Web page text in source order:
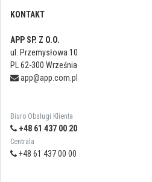
KONTAKT
APP SP. Z O.O.
ul. Przemysłowa 10
PL 62-300 Września
app@app.com.pl
Biuro Obsługi Klienta
+48 61 437 00 20
Centrala
+48 61 437 00 00